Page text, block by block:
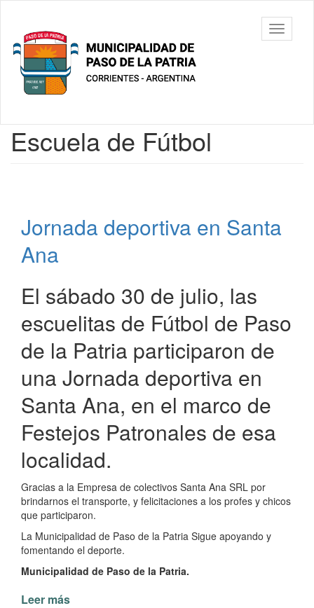
contenido
principal
Municipalidad
de Paso De
La Patria
barra
Contenido
Escuela de Fútbol
Jornada deportiva en Santa
Ana
El sábado 30 de julio, las
escuelitas de Fútbol de Paso
de la Patria participaron de
una Jornada deportiva en
Santa Ana, en el marco de
Festejos Patronales de esa
localidad.
Gracias a la Empresa de colectivos Santa Ana SRL por
brindarnos el transporte, y felicitaciones a los profes y chicos
que participaron.
La Municipalidad de Paso de la Patria Sigue apoyando y
fomentando el deporte.
Municipalidad de Paso de la Patria.
Leer más